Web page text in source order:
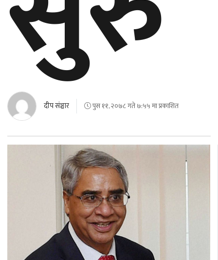
दीप संञ्चार पुस ११, २०७८ गते ७:५५ मा प्रकाशित